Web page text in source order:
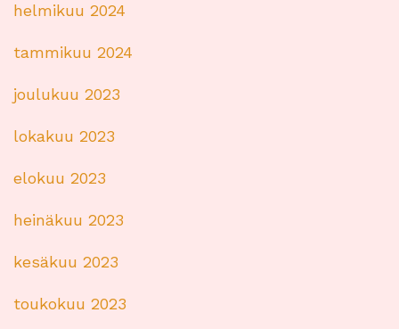
helmikuu 2024
tammikuu 2024
joulukuu 2023
lokakuu 2023
elokuu 2023
heinäkuu 2023
kesäkuu 2023
toukokuu 2023